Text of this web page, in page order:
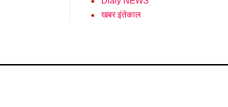
खबर इंतेकाल